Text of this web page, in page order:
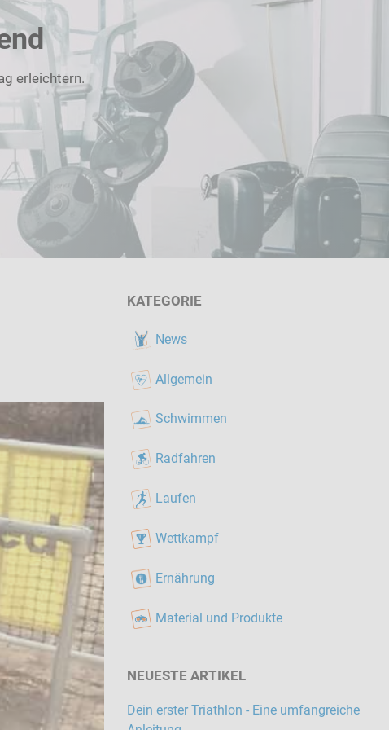
erleichtern.
KATEGORIE
News
Allgemein
Schwimmen
Radfahren
Laufen
Wettkampf
Ernährung
Material und Produkte
NEUESTE ARTIKEL
Dein erster Triathlon - Eine umfangreiche